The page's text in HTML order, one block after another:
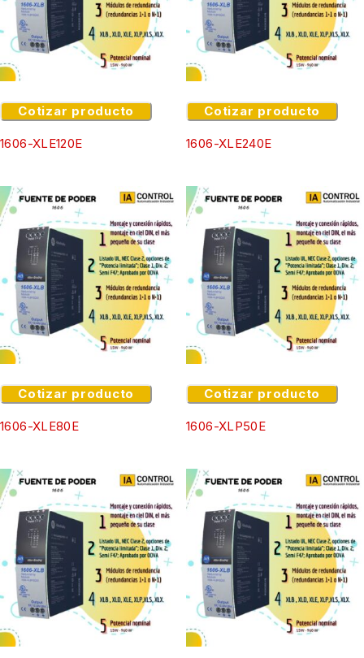
Cotizar producto
1606-XLE120E
Cotizar producto
1606-XLE240E
Cotizar producto
1606-XLE80E
Cotizar producto
1606-XLP50E